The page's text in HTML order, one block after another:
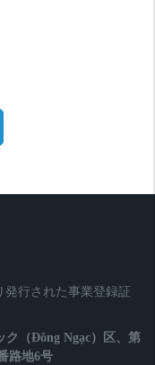
発行された事業登録証
ク（Đông Ngạc）区、第
路地6号